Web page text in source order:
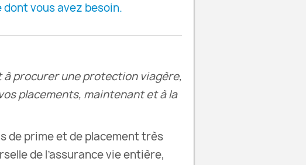
dont vous avez besoin.
à procurer une protection viagère,
placements, maintenant et à la
de prime et de placement très
de l’assurance vie entière,